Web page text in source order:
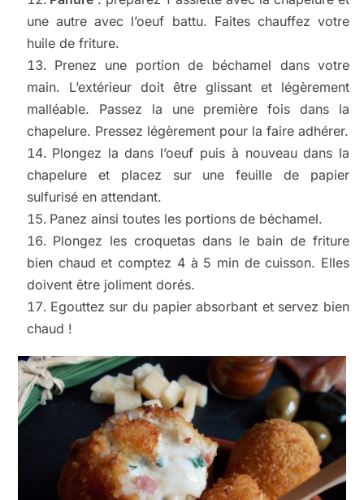
une autre avec l’oeuf battu. Faites chauffez votre
huile de friture.
Prenez une portion de béchamel dans votre
main. L’extérieur doit être glissant et légèrement
malléable. Passez la une première fois dans la
chapelure. Pressez légèrement pour la faire adhérer.
Plongez la dans l’oeuf puis à nouveau dans la
chapelure et placez sur une feuille de papier
sulfurisé en attendant.
Panez ainsi toutes les portions de béchamel.
Plongez les croquetas dans le bain de friture
bien chaud et comptez 4 à 5 min de cuisson. Elles
doivent être joliment dorés.
Egouttez sur du papier absorbant et servez bien
chaud !